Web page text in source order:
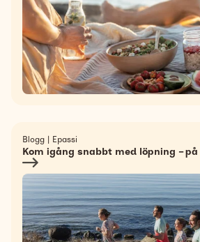
Blogg | Epassi
Kom igång snabbt med löpning –